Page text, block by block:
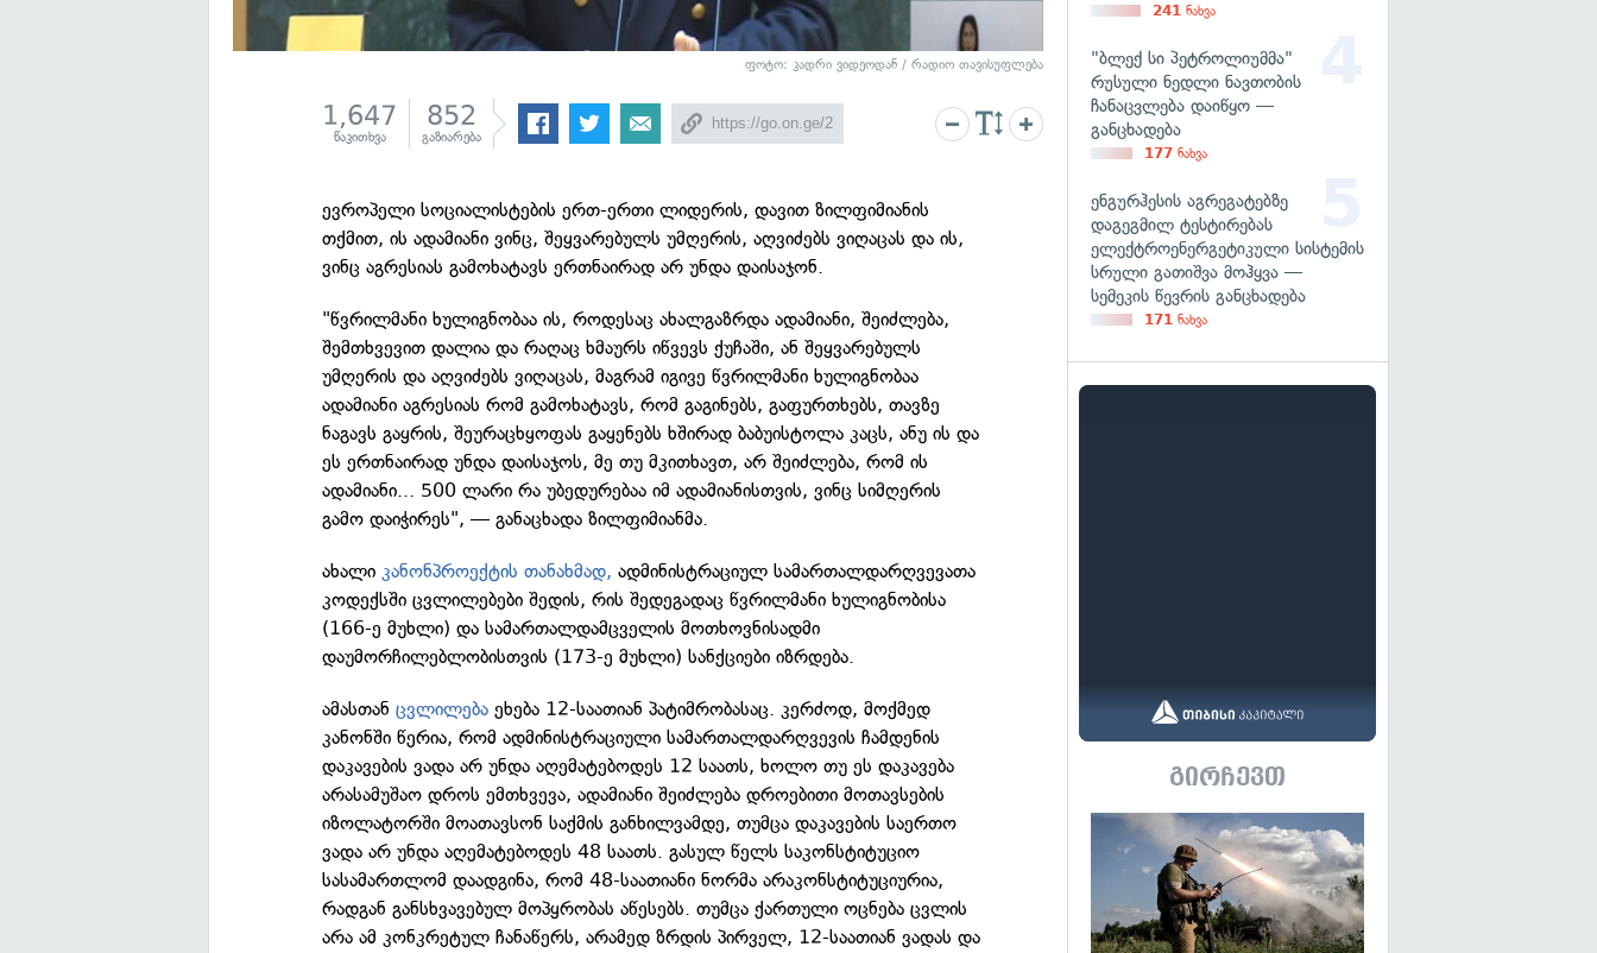
ფოტო: კადრი ვიდეოდან / რადიო თავისუფლება
1,647
წაკითხვა
852
გაზიარება
ევროპელი სოციალისტების ერთ-ერთი ლიდერის, დავით ზილფიმიანის
თქმით, ის ადამიანი ვინც, შეყვარებულს უმღერის, აღვიძებს ვიღაცას და ის,
ვინც აგრესიას გამოხატავს ერთნაირად არ უნდა დაისაჯონ.
"წვრილმანი ხულიგნობაა ის, როდესაც ახალგაზრდა ადამიანი, შეიძლება,
შემთხვევით დალია და რაღაც ხმაურს იწვევს ქუჩაში, ან შეყვარებულს
უმღერის და აღვიძებს ვიღაცას, მაგრამ იგივე წვრილმანი ხულიგნობაა
ადამიანი აგრესიას რომ გამოხატავს, რომ გაგინებს, გაფურთხებს, თავზე
ნაგავს გაყრის, შეურაცხყოფას გაყენებს ხშირად ბაბუისტოლა კაცს, ანუ ის და
ეს ერთნაირად უნდა დაისაჯოს, მე თუ მკითხავთ, არ შეიძლება, რომ ის
ადამიანი... 500 ლარი რა უბედურებაა იმ ადამიანისთვის, ვინც სიმღერის
გამო დაიჭირეს", — განაცხადა ზილფიმიანმა.
ახალიკანონპროექტის თანახმად, ადმინისტრაციულ სამართალდარღვევათა
კოდექსში ცვლილებები შედის, რის შედეგადაც წვრილმანი ხულიგნობისა
(166-ე მუხლი) და სამართალდამცველის მოთხოვნისადმი
დაუმორჩილებლობისთვის (173-ე მუხლი) სანქციები იზრდება.
ამასთანცვლილება ეხება 12-საათიან პატიმრობასაც. კერძოდ, მოქმედ
კანონში წერია, რომ ადმინისტრაციული სამართალდარღვევის ჩამდენის
დაკავების ვადა არ უნდა აღემატებოდეს 12 საათს, ხოლო თუ ეს დაკავება
არასამუშაო დროს ემთხვევა, ადამიანი შეიძლება დროებითი მოთავსების
იზოლატორში მოათავსონ საქმის განხილვამდე, თუმცა დაკავების საერთო
ვადა არ უნდა აღემატებოდეს 48 საათს. გასულ წელს საკონსტიტუციო
სასამართლომ დაადგინა, რომ 48-საათიანი ნორმა არაკონსტიტუციურია,
რადგან განსხვავებულ მოპყრობას აწესებს. თუმცა ქართული ოცნება ცვლის
არა ამ კონკრეტულ ჩანაწერს, არამედ ზრდის პირველ, 12-საათიან ვადას და
241 ნახვა
"ბლექ სი პეტროლიუმმა"
რუსული ნედლი ნავთობის
ჩანაცვლება დაიწყო —
განცხადება
177 ნახვა
ენგურჰესის აგრეგატებზე
დაგეგმილ ტესტირებას
ელექტროენერგეტიკული სისტემის
სრული გათიშვა მოჰყვა —
სემეკის წევრის განცხადება
171 ნახვა
გირჩევთ